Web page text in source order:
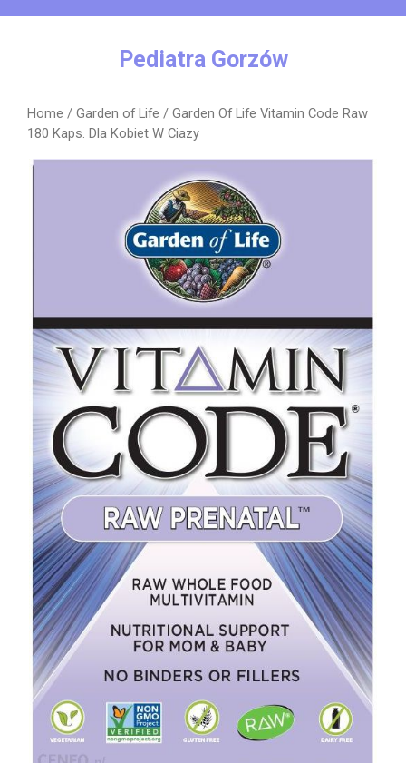
Pediatra Gorzów
Home / Garden of Life / Garden Of Life Vitamin Code Raw
180 Kaps. Dla Kobiet W Ciazy